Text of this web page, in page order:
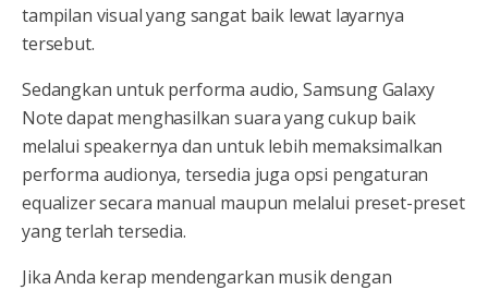
tampilan visual yang sangat baik lewat layarnya
tersebut.
Sedangkan untuk performa audio, Samsung Galaxy
Note dapat menghasilkan suara yang cukup baik
melalui speakernya dan untuk lebih memaksimalkan
performa audionya, tersedia juga opsi pengaturan
equalizer secara manual maupun melalui preset-preset
yang terlah tersedia.
Jika Anda kerap mendengarkan musik dengan